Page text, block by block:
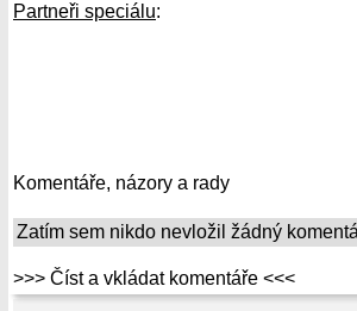
Partneři speciálu:
Komentáře, názory a rady
Zatím sem nikdo nevložil žádný
>>> Číst a vkládat komentáře <<<